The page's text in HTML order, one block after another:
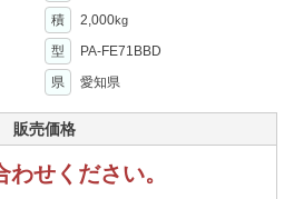
積 2,000kg
型
PA-FE71BBD
県 愛知県
販売価格
わせください。